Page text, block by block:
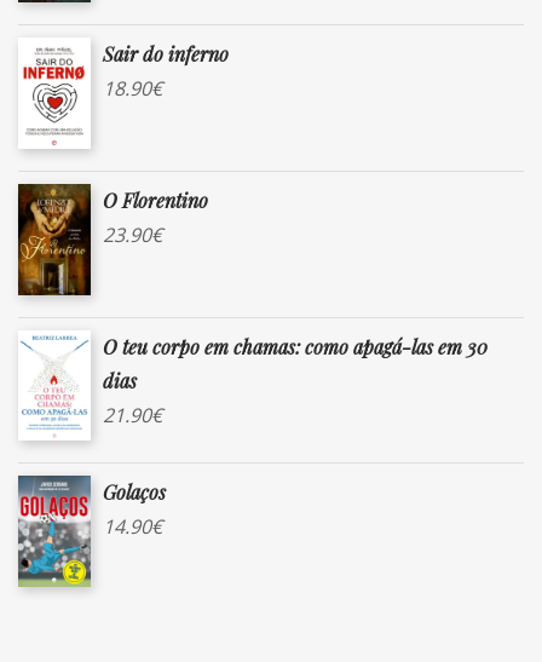
Sair do inferno
18.90€
O Florentino
23.90€
O teu corpo em chamas: como apagá-las em 30
dias
21.90€
Golaços
14.90€